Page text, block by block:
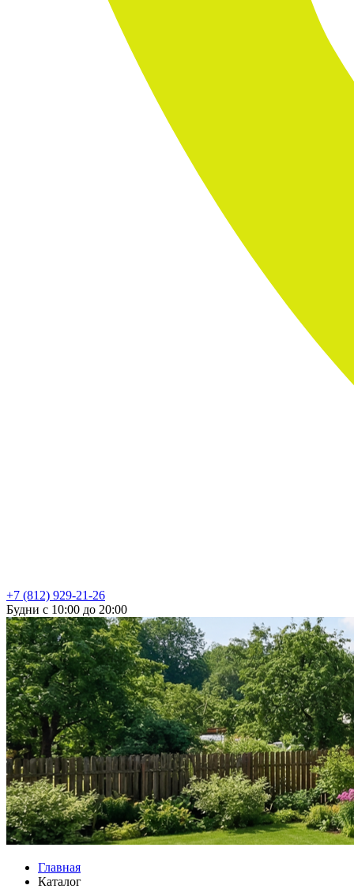
+7 (812) 929-21-26
Будни с 10:00 до 20:00
Главная
Каталог